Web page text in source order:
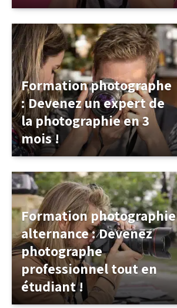
Formation photographe
: Devenez un expert de
la photographie en 3
mois !
Formation photographie
alternance : Devenez
photographe
professionnel tout en
étudiant !